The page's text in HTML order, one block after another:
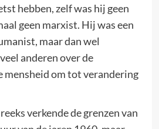
hebben, zelf was hij geen
geen marxist. Hij was een
maar dan wel
anderen over de
mensheid om tot verandering
verkende de grenzen van